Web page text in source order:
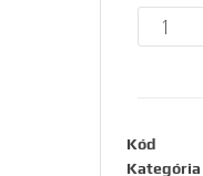
Kód
Kategória